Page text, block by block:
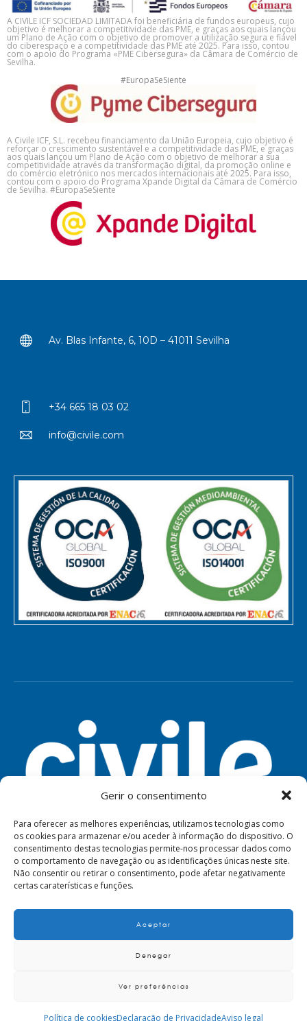
Gerir o consentimento
Para oferecer as melhores experiências, utilizamos tecnologias como
os cookies para armazenar e/ou aceder à informação do dispositivo. O
consentimento destas tecnologias permite-nos processar dados como
o comportamento de navegação ou as identificações únicas neste site.
Não consentir ou retirar o consentimento, pode afetar negativamente
certas caraterísticas e funções.
Aceptar
Denegar
Ver preferências
Política de cookiesDeclaração de PrivacidadeAviso legal
A CIVILE ICF SOCIEDAD LIMITADA foi beneficiária de fundos europeus, cujo
objetivo é melhorar a competitividade das PME, e graças aos quais lançou
um Plano de Ação com o objetivo de promover a utilização segura e fiável
do ciberespaço e a competitividade das PME até 2025. Para isso, contou
com o apoio do Programa «PME Cibersegura» da Câmara de Comércio de
Sevilha.
#EuropaSeSiente
A Civile ICF, S.L. recebeu financiamento da União Europeia, cujo objetivo é
reforçar o crescimento sustentável e a competitividade das PME, e graças
aos quais lançou um Plano de Ação com o objetivo de melhorar a sua
competitividade através da transformação digital, da promoção online e
do comércio eletrónico nos mercados internacionais até 2025. Para isso,
contou com o apoio do Programa Xpande Digital da Câmara de Comércio
de Sevilha. #EuropaSeSiente
Av. Blas Infante, 6, 10D – 41011 Sevilha
+34 665 18 03 02
info@civile.com
FERRAMENTAS AVISO LEGAL PRIVACIDADE
© 2024. Civile
POLÍTICA DE QUALIDADE E AMBIENTE
CRITÉRIOS E REQUISITOS PARA